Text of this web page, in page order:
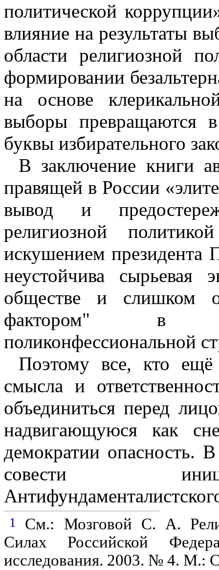
политической
влияние на результаты
области религиозной
формировании
на основе
выборы превращаются
буквы избирательного
В заключение книги
правящей в России
вывод и
религиозной
искушением
неустойчива сырьевая
обществе и слишком
фактором" в
поликонфессиональной
Поэтому все, кто ещё
смысла и
объединиться перед
надвигающуюся как
демократии опасность.
совести
1 См.: Мозговой С. А.
Силах Российской
исследования. 2003. № 4. М.: